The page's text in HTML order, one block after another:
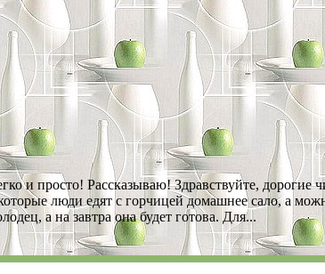
и просто! Рассказываю! Здравствуйте,
люди едят с горчицей домашнее сало, а
а на завтра она будет готова. Для...